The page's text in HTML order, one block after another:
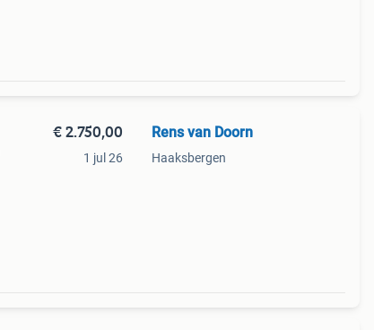
€ 2.750,00
1 jul 26
Rens van Doorn
Haaksbergen